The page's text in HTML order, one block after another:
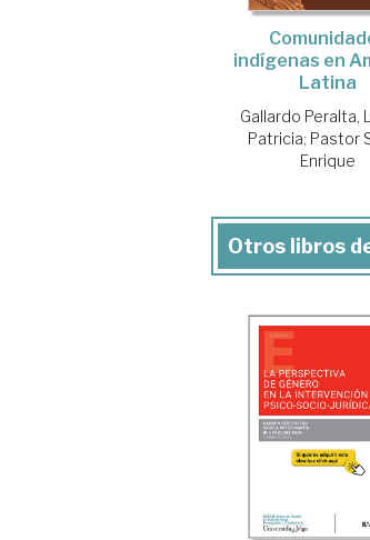
indígenas en
Latina
Gallardo Peralta,
Patricia; Pastor
Enrique
Otros libros